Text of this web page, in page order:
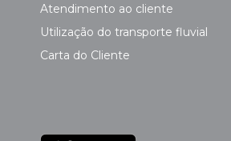
Atendimento ao cliente
Utilização do transporte fluvial
Carta do Cliente